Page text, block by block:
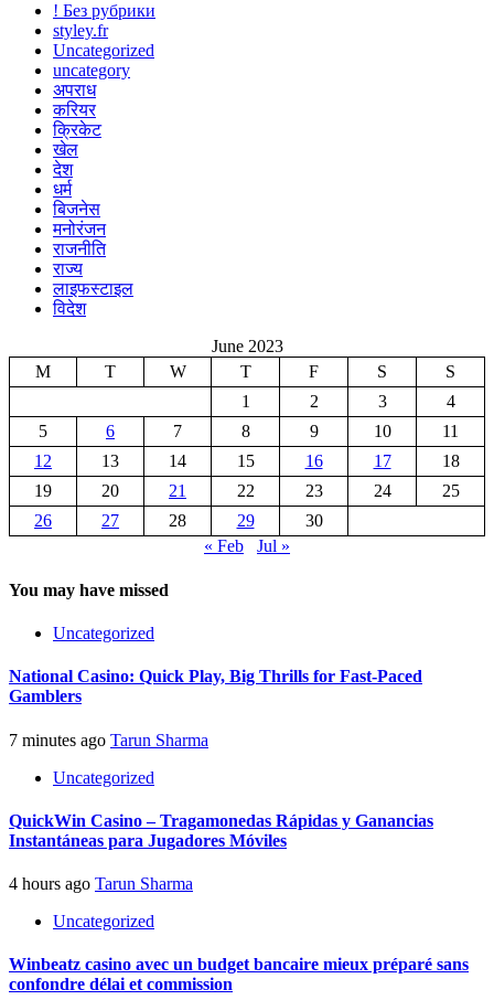
! Без рубрики
styley.fr
Uncategorized
uncategory
अपराध
करियर
क्रिकेट
खेल
देश
धर्म
बिजनेस
मनोरंजन
राजनीति
राज्य
लाइफस्टाइल
विदेश
June 2023
M
T W T F S
S
1
2 3
4
5
6 7 8 9 10
11
12
13 14 15 16 17
18
19
20 21 22 23 24
25
26
27 28 29
30
« Feb
Jul »
You may have missed
Uncategorized
National Casino: Quick Play, Big Thrills for Fast‑Paced
Gamblers
7 minutes ago Tarun Sharma
Uncategorized
QuickWin Casino – Tragamonedas Rápidas y Ganancias
Instantáneas para Jugadores Móviles
4 hours ago Tarun Sharma
Uncategorized
Winbeatz casino avec un budget bancaire mieux préparé sans
confondre délai et commission